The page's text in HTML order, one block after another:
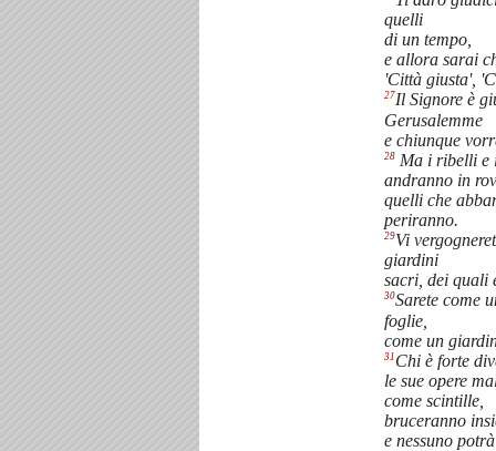
quelli
di un tempo,
e allora sarai
'Città giusta',
27Il Signore è
Gerusalemme
e chiunque
28 Ma i ribelli e
andranno in
quelli che
periranno.
29Vi
giardini
sacri, dei quali
30Sarete come
foglie,
come un
31 Chi è forte
le sue opere
come scintille,
bruceranno
e nessuno